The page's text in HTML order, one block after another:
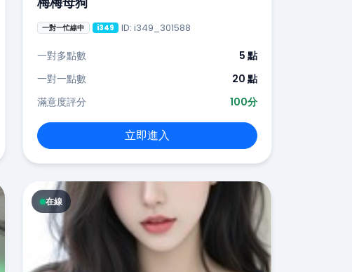
一對一忙線中 i349 ID: i349_301588
一對多點數
5 點
一對一點數
20 點
滿意度評分
100分
立即進入
在線